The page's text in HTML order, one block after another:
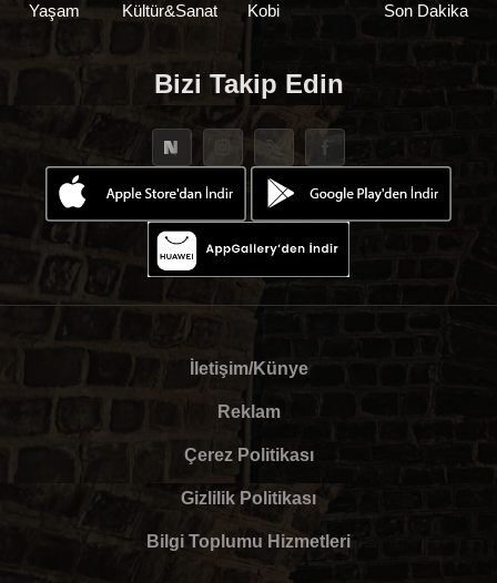
Yaşam
Kültür&Sanat
Kobi
Son Dakika
Bizi Takip Edin
İletişim/Künye
Reklam
Çerez Politikası
Gizlilik Politikası
Bilgi Toplumu Hizmetleri